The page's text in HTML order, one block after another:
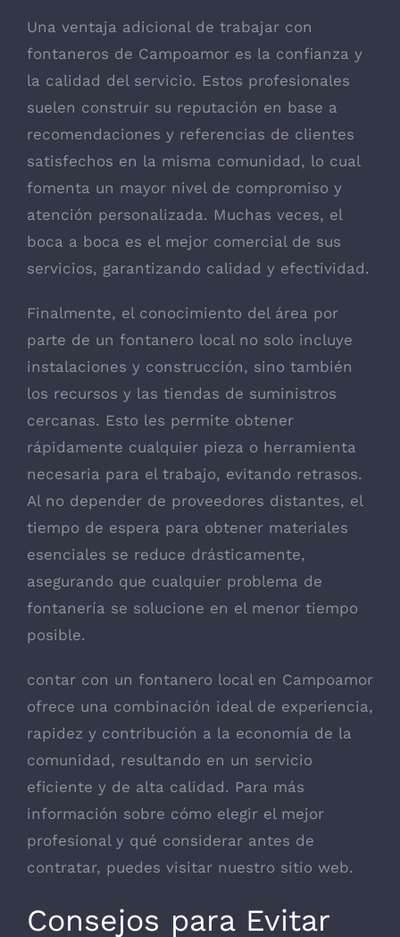
Una ventaja adicional de trabajar con
fontaneros de Campoamor es la confianza y
la calidad del servicio. Estos profesionales
suelen construir su reputación en base a
recomendaciones y referencias de clientes
satisfechos en la misma comunidad, lo cual
fomenta un mayor nivel de compromiso y
atención personalizada. Muchas veces, el
boca a boca es el mejor comercial de sus
servicios, garantizando calidad y efectividad.
Finalmente, el conocimiento del área por
parte de un fontanero local no solo incluye
instalaciones y construcción, sino también
los recursos y las tiendas de suministros
cercanas. Esto les permite obtener
rápidamente cualquier pieza o herramienta
necesaria para el trabajo, evitando retrasos.
Al no depender de proveedores distantes, el
tiempo de espera para obtener materiales
esenciales se reduce drásticamente,
asegurando que cualquier problema de
fontanería se solucione en el menor tiempo
posible.
contar con un fontanero local en Campoamor
ofrece una combinación ideal de experiencia,
rapidez y contribución a la economía de la
comunidad, resultando en un servicio
eficiente y de alta calidad. Para más
información sobre cómo elegir el mejor
profesional y qué considerar antes de
contratar, puedes visitar nuestro sitio web.
Consejos para Evitar